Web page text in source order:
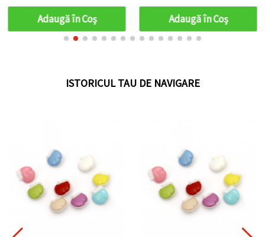
Adaugă în Coş Adaugă în Coş
ISTORICUL TAU DE NAVIGARE